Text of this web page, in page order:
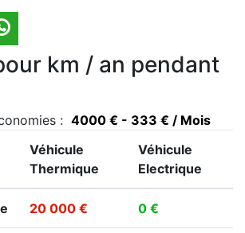
km / an pendant
: 4000 € - 333 € / Mois
Véhicule
Thermique
Véhicule
Electrique
20 000 € 0 €